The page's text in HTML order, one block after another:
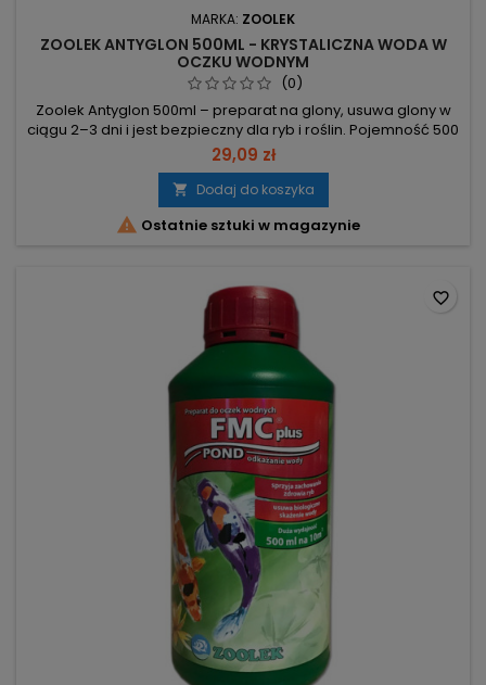
MARKA: ZOOLEK
ZOOLEK ANTYGLON 500ML - KRYSTALICZNA WODA W
OCZKU WODNYM
(0)
Zoolek Antyglon 500ml – preparat na glony, usuwa glony w
ciągu 2–3 dni i jest bezpieczny dla ryb i roślin. Pojemność 500
ml – wystarcza na 10 000 l wody przy dawce 50 ml/1000 l.
Dawka 50 ml/1000 l – działanie w ciągu 2–3 dni; podczas
kuracji napowietrzaj wodę. Działa przeciw zielonym
zakwitom, glonom nitkowatym i krasnorostom; dodatkowo
przeciwgrzybiczo,...
29,09 zł
 Dodaj do koszyka
 Ostatnie sztuki w magazynie
favorite_border